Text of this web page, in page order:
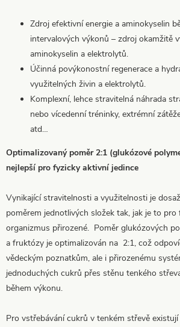
Zdroj efektivní energie a aminokyselin
intervalových výkonů – zdroj okamžitě
aminokyselin a elektrolytů.
Účinná povýkonostní regenerace a
využitelných živin a elektrolytů.
Komplexní, lehce stravitelná náhrada
nebo vícedenní tréninky, extrémní
atd…
Optimalizovaný poměr 2:1 (glukózové
nejlepší pro fyzicky aktivní jedince
Vynikající stravitelnosti a využitelnosti je
poměrem jednotlivých složek tak, jak je to
organizmus přirozené. Poměr glukózových
a fruktózy je optimalizován na 2:1, což
vědeckým poznatkům, ale i přirozenému
jednoduchých cukrů přes stěnu tenkého
během výkonu.
Pro vstřebávání cukrů v tenkém střevě